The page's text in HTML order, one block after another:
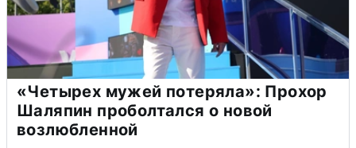
«Четырех мужей потеряла»: Прохор
Шаляпин проболтался о новой
возлюбленной